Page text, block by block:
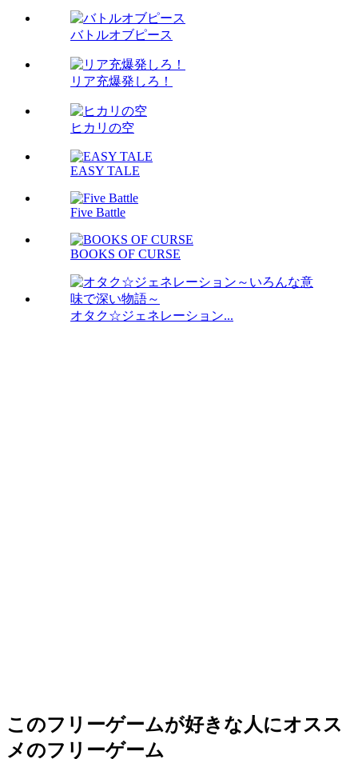
バトルオブピース
リア充爆発しろ！
ヒカリの空
EASY TALE
Five Battle
BOOKS OF CURSE
オタク☆ジェネレーション...
このフリーゲームが好きな人にオスス
メのフリーゲーム